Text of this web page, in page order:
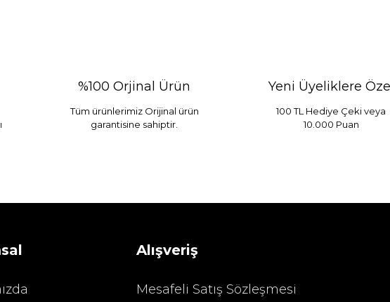
1.680,00 TL
%100 Orjinal Ürün
Tüm ürünlerimiz Orijinal ürün
garantisine sahiptir.
Yeni Üyeliklere Özel
100 TL Hediye Çeki veya
10.000 Puan
Alışveriş
Mesafeli Satış Sözleşmesi